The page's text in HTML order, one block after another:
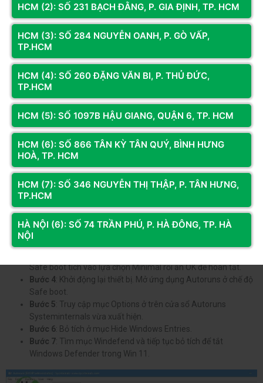
Tắt Windows Security bằng ứng dụng
Autoruns
Autoruns là phương pháp nâng cao và tiềm ẩn nhiều rủi ro nếu bạn
thực hiện không đúng cách. Bạn hãy theo dõi hướng dẫn chi tiết dưới
đây là lưu ý thực hiện chính xác.
Hướng dẫn nhanh
Tải và chạy Autoruns với quyền quản trị viên.
Chọn System Configuration => Safe boot => nhấn Minimal =>
Mở Autoruns Systeminternals và chọn Service.
Bỏ dấu tích trong mục Hide Windows Entries và Windefend.
Hướng dẫn chi tiết
Bước 1: Truy cập trang web chính thức của Microsoft
Sysinternals để tải Autoruns về máy tính.
Bước 2: Mở thanh tìm kiếm Taskbar rồi nhập lệnh msconfig =>
Safe boot tích vào lựa chọn Minimal rồi ấn OK để hoàn tất.
Bước 4: Khởi động lại thiết bị. Mở ứng dụng Autoruns ở chế độ
Safe boot.
Bước 5: Truy cập mục Options ở trên cửa sổ Autoruns
Systeminternals vừa xuất hiện.
Bước 6: Bỏ tích ở mục Hide Windows Entries.
Bước 7: Tìm mục Windefend và tiếp tục bỏ tích để tắt
Windows Defender trong Win 11.
HCM (2): SỐ 231 BẠCH ĐẰNG, P. GIA ĐỊNH, TP. HCM
HCM (3): SỐ 284 NGUYỄN OANH, P. GÒ VẤP,
TP.HCM
HCM (4): SỐ 260 ĐẶNG VĂN BI, P. THỦ ĐỨC,
TP.HCM
HCM (5): SỐ 1097B HẬU GIANG, QUẬN 6, TP. HCM
HCM (6): SỐ 866 TÂN KỲ TÂN QUÝ, BÌNH HƯNG
HOÀ, TP. HCM
HCM (7): SỐ 346 NGUYỄN THỊ THẬP, P. TÂN HƯNG,
TP.HCM
HÀ NỘI (6): SỐ 74 TRẦN PHÚ, P. HÀ ĐÔNG, TP. HÀ
NỘI